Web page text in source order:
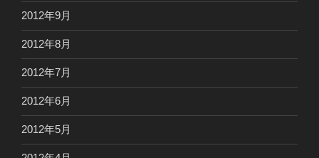
2012年9月
2012年8月
2012年7月
2012年6月
2012年5月